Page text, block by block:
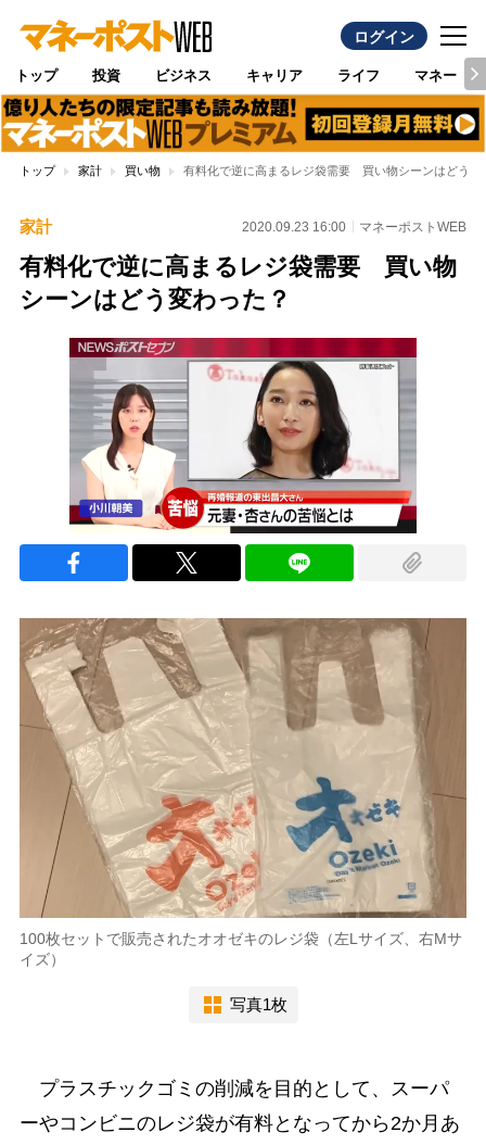
ログイン
トップ 投資 ビジネス キャリア ライフ マネー
トップ 家計 買い物 有料化で逆に高まるレジ袋需要 買い物シーンはどう変
家計 2020.09.23 16:00 マネーポストWEB
有料化で逆に高まるレジ袋需要 買い物
シーンはどう変わった？
100枚セットで販売されたオオゼキのレジ袋（左Lサイズ、右Mサ
イズ）
写真1枚
プラスチックゴミの削減を目的として、スーパ
ーやコンビニのレジ袋が有料となってから2か月あ